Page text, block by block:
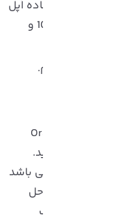
بدلیل استفاده اَپل
از سخت افزار های شرکت اینتل، نصب macOS در ویندوز 10 و
می‌پذیرد.
آخرین نسخه ی در دسترس macOS، نسخه ی Monterey می باشد
کرد. مراحل
در آموزش نصب